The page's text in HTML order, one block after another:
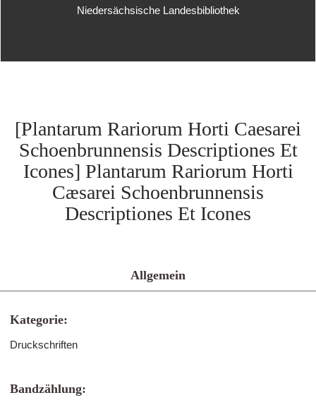
Niedersächsische Landesbibliothek
[Plantarum Rariorum Horti Caesarei
Schoenbrunnensis Descriptiones Et
Icones] Plantarum Rariorum Horti
Cæsarei Schoenbrunnensis
Descriptiones Et Icones
Allgemein
Kategorie:
Druckschriften
Bandzählung: